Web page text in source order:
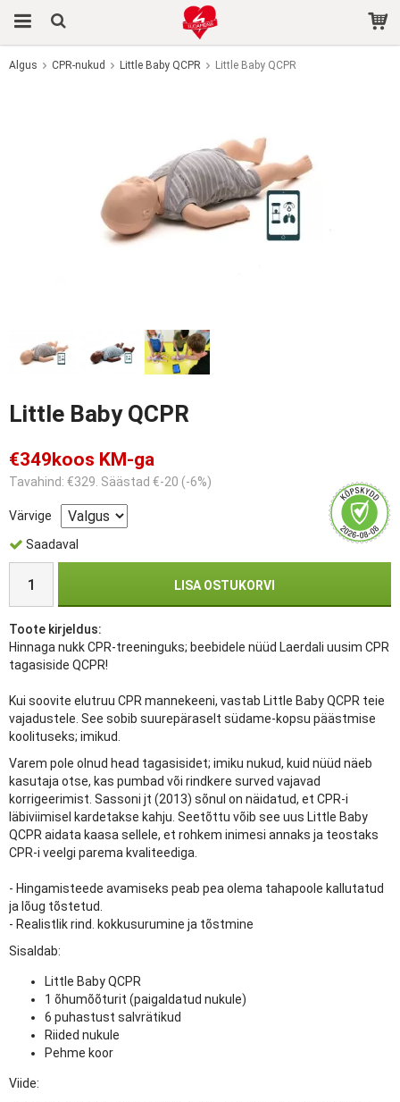
Algus CPR-nukud Little Baby QCPR Little Baby QCPR
Little Baby QCPR
€349koos KM-ga
Tavahind: €329. Säästad €-20 (-6%)
Värvige
Saadaval
LISA OSTUKORVI
Toote kirjeldus:
Hinnaga nukk CPR-treeninguks; beebidele nüüd Laerdali uusim CPR
tagasiside QCPR!
Kui soovite elutruu CPR mannekeeni, vastab Little Baby QCPR teie
vajadustele. See sobib suurepäraselt südame-kopsu päästmise
koolituseks; imikud.
Varem pole olnud head tagasisidet; imiku nukud, kuid nüüd näeb
kasutaja otse, kas pumbad või rindkere surved vajavad
korrigeerimist. Sassoni jt (2013) sõnul on näidatud, et CPR-i
läbiviimisel kardetakse kahju. Seetõttu võib see uus Little Baby
QCPR aidata kaasa sellele, et rohkem inimesi annaks ja teostaks
CPR-i veelgi parema kvaliteediga.
- Hingamisteede avamiseks peab pea olema tahapoole kallutatud
ja lõug tõstetud.
- Realistlik rind. kokkusurumine ja tõstmine
Sisaldab:
Little Baby QCPR
1 õhumõõturit (paigaldatud nukule)
6 puhastust salvrätikud
Riided nukule
Pehme koor
Viide: